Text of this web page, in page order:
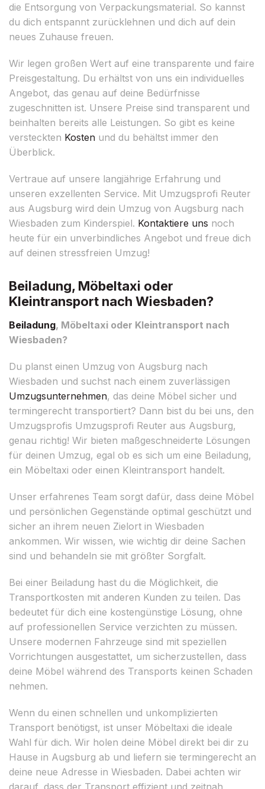
die Entsorgung von Verpackungsmaterial. So kannst
du dich entspannt zurücklehnen und dich auf dein
neues Zuhause freuen.
Wir legen großen Wert auf eine transparente und faire
Preisgestaltung. Du erhältst von uns ein individuelles
Angebot, das genau auf deine Bedürfnisse
zugeschnitten ist. Unsere Preise sind transparent und
beinhalten bereits alle Leistungen. So gibt es keine
versteckten Kosten und du behältst immer den
Überblick.
Vertraue auf unsere langjährige Erfahrung und
unseren exzellenten Service. Mit Umzugsprofi Reuter
aus Augsburg wird dein Umzug von Augsburg nach
Wiesbaden zum Kinderspiel. Kontaktiere uns noch
heute für ein unverbindliches Angebot und freue dich
auf deinen stressfreien Umzug!
Beiladung, Möbeltaxi oder
Kleintransport nach Wiesbaden?
Beiladung, Möbeltaxi oder Kleintransport nach
Wiesbaden?
Du planst einen Umzug von Augsburg nach
Wiesbaden und suchst nach einem zuverlässigen
Umzugsunternehmen, das deine Möbel sicher und
termingerecht transportiert? Dann bist du bei uns, den
Umzugsprofis Umzugsprofi Reuter aus Augsburg,
genau richtig! Wir bieten maßgeschneiderte Lösungen
für deinen Umzug, egal ob es sich um eine Beiladung,
ein Möbeltaxi oder einen Kleintransport handelt.
Unser erfahrenes Team sorgt dafür, dass deine Möbel
und persönlichen Gegenstände optimal geschützt und
sicher an ihrem neuen Zielort in Wiesbaden
ankommen. Wir wissen, wie wichtig dir deine Sachen
sind und behandeln sie mit größter Sorgfalt.
Bei einer Beiladung hast du die Möglichkeit, die
Transportkosten mit anderen Kunden zu teilen. Das
bedeutet für dich eine kostengünstige Lösung, ohne
auf professionellen Service verzichten zu müssen.
Unsere modernen Fahrzeuge sind mit speziellen
Vorrichtungen ausgestattet, um sicherzustellen, dass
deine Möbel während des Transports keinen Schaden
nehmen.
Wenn du einen schnellen und unkomplizierten
Transport benötigst, ist unser Möbeltaxi die ideale
Wahl für dich. Wir holen deine Möbel direkt bei dir zu
Hause in Augsburg ab und liefern sie termingerecht an
deine neue Adresse in Wiesbaden. Dabei achten wir
darauf, dass der Transport effizient und zeitnah